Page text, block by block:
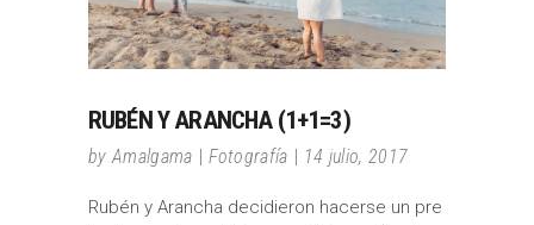
RUBÉN Y ARANCHA (1+1=3)
byAmalgama Fotografía 14 julio, 2017
Rubén y Arancha decidieron hacerse un pre